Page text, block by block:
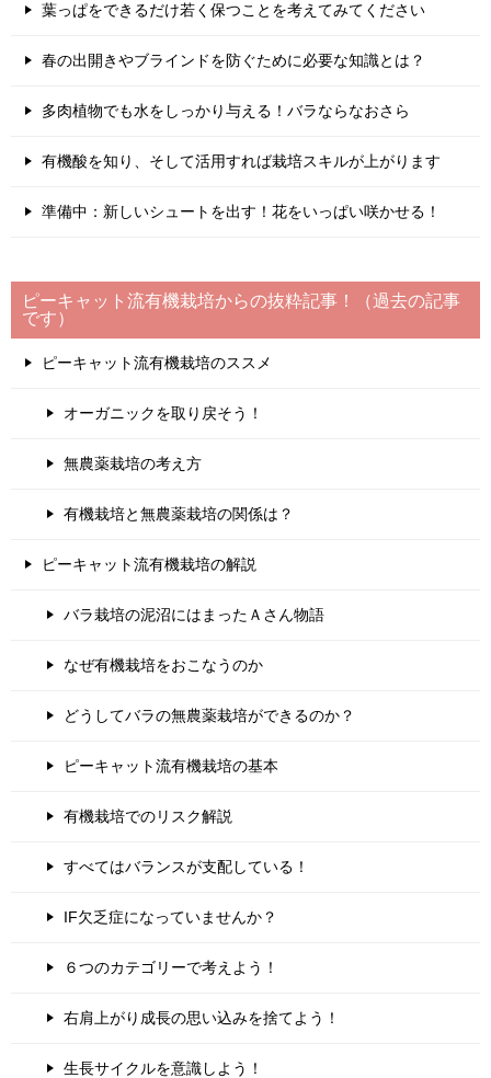
葉っぱをできるだけ若く保つことを考えてみてください
春の出開きやブラインドを防ぐために必要な知識とは？
多肉植物でも水をしっかり与える！バラならなおさら
有機酸を知り、そして活用すれば栽培スキルが上がります
準備中：新しいシュートを出す！花をいっぱい咲かせる！
ピーキャット流有機栽培からの抜粋記事！（過去の記事
です）
ピーキャット流有機栽培のススメ
オーガニックを取り戻そう！
無農薬栽培の考え方
有機栽培と無農薬栽培の関係は？
ピーキャット流有機栽培の解説
バラ栽培の泥沼にはまったＡさん物語
なぜ有機栽培をおこなうのか
どうしてバラの無農薬栽培ができるのか？
ピーキャット流有機栽培の基本
有機栽培でのリスク解説
すべてはバランスが支配している！
IF欠乏症になっていませんか？
６つのカテゴリーで考えよう！
右肩上がり成長の思い込みを捨てよう！
生長サイクルを意識しよう！